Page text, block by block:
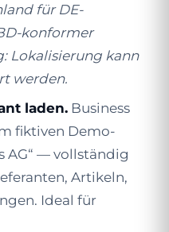
für DE-
konformer
Lokalisierung kann
werden.
laden. Business
fiktiven Demo-
AG“ — vollständig
Artikeln,
Ideal für